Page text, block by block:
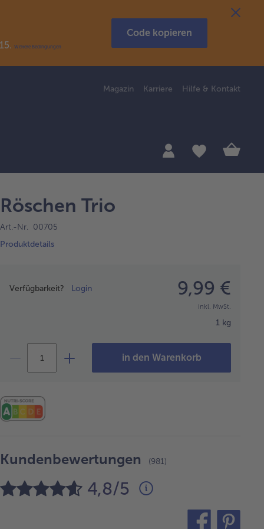
Weitere Bedingungen
Code kopieren
Magazin Karriere Hilfe & Kontakt
Röschen Trio
Art.-Nr. 00705
Produktdetails
Verfügbarkeit? Login 9,99 €
inkl. MwSt.
1 kg
in den Warenkorb
Kundenbewertungen (981)
4,8/5
teilen